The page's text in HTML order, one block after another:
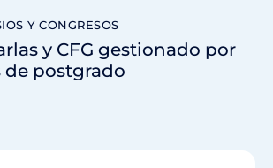
Y CONGRESOS
y CFG gestionado por
postgrado